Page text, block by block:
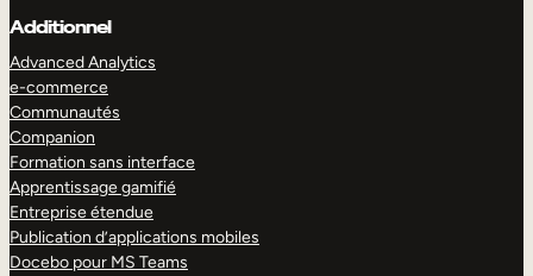
Additionnel
Advanced Analytics
e-commerce
Communautés
Companion
Formation sans interface
Apprentissage gamifié
Entreprise étendue
Publication d’applications mobiles
Docebo pour MS Teams